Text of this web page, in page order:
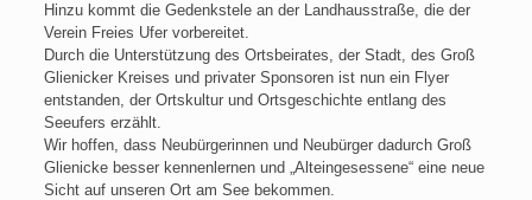
Hinzu kommt die Gedenkstele an der Landhausstraße, die der
Verein Freies Ufer vorbereitet.
Durch die Unterstützung des Ortsbeirates, der Stadt, des Groß
Glienicker Kreises und privater Sponsoren ist nun ein Flyer
entstanden, der Ortskultur und Ortsgeschichte entlang des
Seeufers erzählt.
Wir hoffen, dass Neubürgerinnen und Neubürger dadurch Groß
Glienicke besser kennenlernen und „Alteingesessene“ eine neue
Sicht auf unseren Ort am See bekommen.